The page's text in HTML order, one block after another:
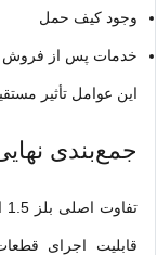
وجود کیف حمل
خدمات پس از فروش
این عوامل تأثیر
جمع‌بندی